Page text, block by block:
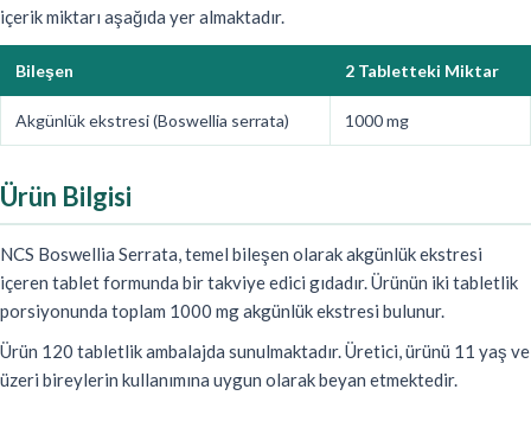
içerik miktarı aşağıda yer almaktadır.
Bileşen 2 Tabletteki Miktar
Akgünlük ekstresi (Boswellia serrata) 1000 mg
Ürün Bilgisi
NCS Boswellia Serrata, temel bileşen olarak akgünlük ekstresi
içeren tablet formunda bir takviye edici gıdadır. Ürünün iki tabletlik
porsiyonunda toplam 1000 mg akgünlük ekstresi bulunur.
Ürün 120 tabletlik ambalajda sunulmaktadır. Üretici, ürünü 11 yaş ve
üzeri bireylerin kullanımına uygun olarak beyan etmektedir.